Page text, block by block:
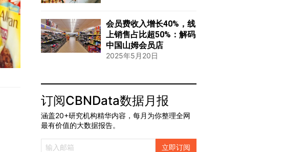
会员费收入增长40%，线
上销售占比超50%：解码
中国山姆会员店
2025年5月20日
订阅CBNData数据月报
涵盖20+研究机构精华内容，每月为你整理全网
最有价值的大数据报告。
立即订阅